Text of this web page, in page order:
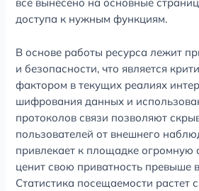
доступа к нужным функциям.
В основе работы ресурса лежит
и безопасности, что является
фактором в текущих реалиях
шифрования данных и
протоколов связи позволяют
пользователей от внешнего
привлекает к площадке огромную
ценит свою приватность превыше
Статистика посещаемости растет